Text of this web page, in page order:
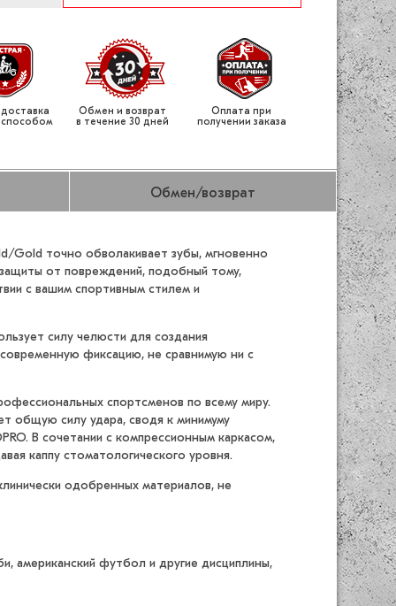
Обмен и возврат
в течение 30 дней
Оплата при
получении заказа
Обмен/возврат
Gold точно обволакивает зубы, мгновенно
от повреждений, подобный тому,
с вашим спортивным стилем и
силу челюсти для создания
фиксацию, не сравнимую ни с
спортсменов по всему миру.
общую силу удара, сводя к минимуму
В сочетании с компрессионным каркасом,
каппу стоматологического уровня.
одобренных материалов, не
американский футбол и другие дисциплины,